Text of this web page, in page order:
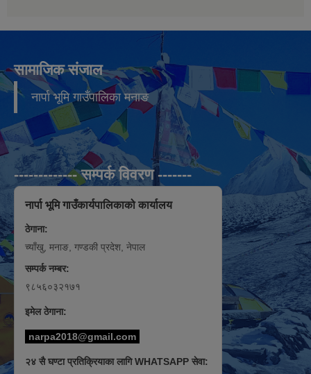
सामाजिक संजाल
नार्पा भूमि गाउँपालिका मनाङ
------------- सम्पर्क विवरण -------
नार्पा भूमि गाउँकार्यपालिकाको कार्यालय
ठेगाना:
च्याँखु, मनाङ, गण्डकी प्रदेश, नेपाल
सम्पर्क नम्बर:
९८५६०३२१७१
इमेल ठेगाना:
narpa2018@gmail.com
२४ सै घण्टा प्रतिक्रियाका लागि WHATSAPP सेवा: